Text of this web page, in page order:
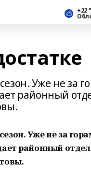
+22
Уже не за
районный
Уже не за
районный отдел